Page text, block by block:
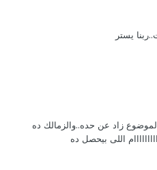
يستر
زاد عن حده..والزمالك ده
اللى بيحصل ده